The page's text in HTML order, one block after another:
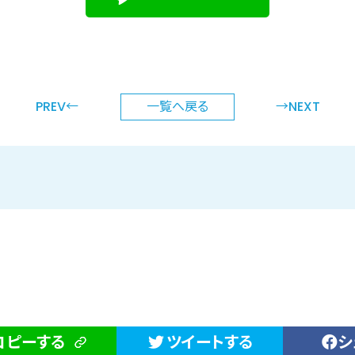
PREV← 一覧へ戻る →NEXT
ピーする ツイートする